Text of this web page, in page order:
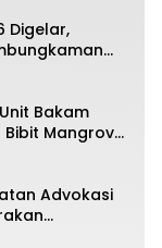
Digelar,
Bakam
Bibit Mangrove
Advokasi